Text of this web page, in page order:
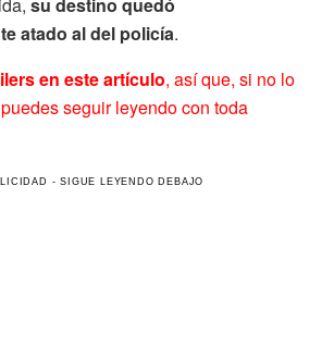
su destino quedó
atado al del policía.
en este artículo, así que, si no lo
seguir leyendo con toda